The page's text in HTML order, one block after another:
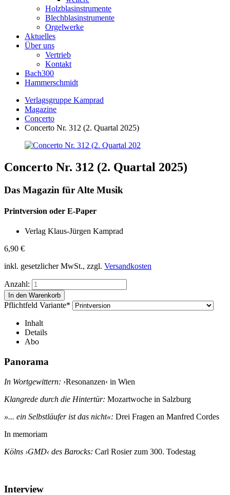
Holzblasinstrumente
Blechblasinstrumente
Orgelwerke
Aktuelles
Über uns
Vertrieb
Kontakt
Bach300
Hammerschmidt
Verlagsgruppe Kamprad
Magazine
Concerto
Concerto Nr. 312 (2. Quartal 2025)
Concerto Nr. 312 (2. Quartal 2025)
Das Magazin für Alte Musik
Printversion oder E-Paper
Verlag Klaus-Jürgen Kamprad
6,90 €
inkl. gesetzlicher MwSt., zzgl. Versandkosten
Anzahl:
Pflichtfeld Variante*
Inhalt
Details
Abo
Panorama
In Wortgewittern: ›Resonanzen‹ in Wien
Klangrede durch die Hintertür: Mozartwoche in Salzburg
»... ein Selbstläufer ist das nicht«: Drei Fragen an Manfred Cordes
In memoriam
Kölns ›GMD‹ des Barocks: Carl Rosier zum 300. Todestag
Interview